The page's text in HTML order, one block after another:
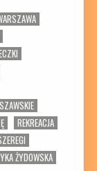
REKREACJA
ŻYDOWSKA